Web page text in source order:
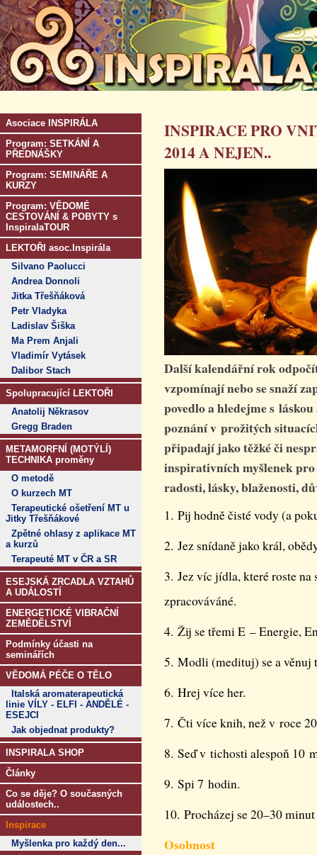
Asociace INSPIRÁLA
Program: SETKÁNÍ A
PŘEDNÁŠKY
Program: SEMINÁŘE A
KURZY
Program: VĚDOMÉ
CESTOVÁNÍ & POBYTY s
InspiralaTOUR
LEKTOŘI asoc.Inspirála
Silvano Paolucci
Andrea Donnoli
Jitka Třešňáková
Petr Vladyka
Ladislav Šiška
Ma Prem Anjali
Vladimír Vytásek
Dalibor Stach
Spolupracující LEKTOŘI
Anatolij Někrasov
Gregg Braden
METAMORFNÍ (MOTÝLÍ)
TECHNIKA proměny
O metodě
O kurzech MT
Terapeutické ošetření MT u
Jitky Třešňákové
Zpětné ohlasy z aplikace MT
a kurzů
Terapeuté MT v ČR a SR
ESEJSKÁ ZRCADLA VZTAHŮ
A UDÁLOSTÍ
ENERGETICKÉ VIBRAČNÍ
ZEMĚDĚLSTVÍ
Podmínky účasti na
seminářích
VĚDOMÁ PÉČE O TĚLO
Italská aromaterapeutická
linie VÍLY - ELFI - ANDĚLÉ -
ESEJCI
Jak objednat produkty?
INSPIRALA SHOP
Články
Co se děje? O současných
událostech..
Inspirace
Myšlenka pro každý den...
INSPIRACE PRO
2014 A NEJEN..
Další kalendářní rok
vzpomínají nebo se snaží
povedlo a hledejme s
poznání v prožitých
připadají jako těžké či
inspirativních myšlenek
radosti, lásky, blaženosti,
1. Pij hodně čisté vody (a
2. Jez snídaně jako král,
3. Jez víc jídla, které roste
zpracováváné.
4. Žij se třemi E – Energie,
5. Modli (medituj) se a věnuj
6. Hrej více her.
7. Čti více knih, než v roce
8. Seď v tichosti alespoň 10
9. Spi 7 hodin.
10. Procházej se 20–30
Osobnost